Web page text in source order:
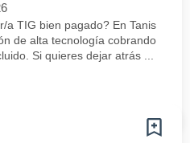
a TIG bien pagado? En Tanis
de alta tecnología cobrando
Si quieres dejar atrás ...